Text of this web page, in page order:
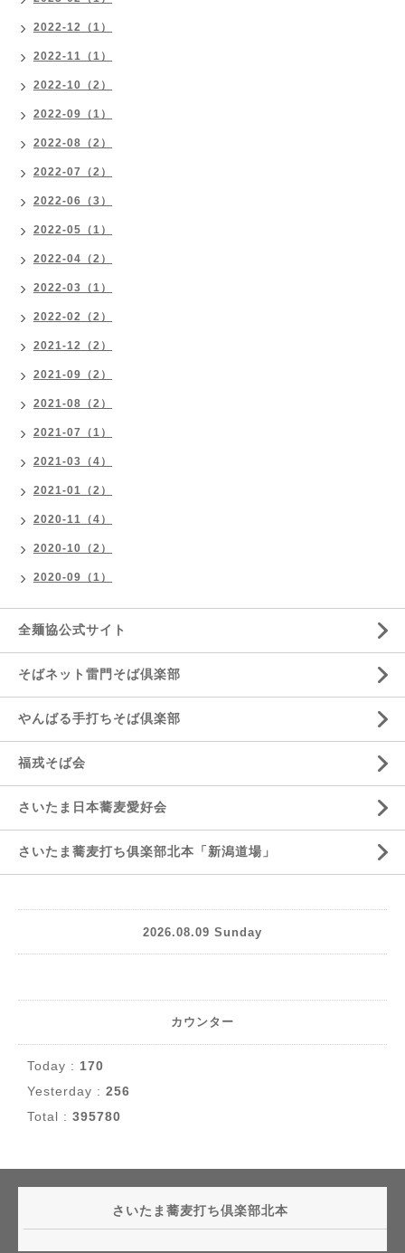
2022-12（1）
2022-11（1）
2022-10（2）
2022-09（1）
2022-08（2）
2022-07（2）
2022-06（3）
2022-05（1）
2022-04（2）
2022-03（1）
2022-02（2）
2021-12（2）
2021-09（2）
2021-08（2）
2021-07（1）
2021-03（4）
2021-01（2）
2020-11（4）
2020-10（2）
2020-09（1）
全麺協公式サイト
そばネット雷門そば倶楽部
やんばる手打ちそば倶楽部
福戎そば会
さいたま日本蕎麦愛好会
さいたま蕎麦打ち俱楽部北本「新潟道場」
2026.08.09 Sunday
カウンター
Today : 170
Yesterday : 256
Total : 395780
さいたま蕎麦打ち倶楽部北本